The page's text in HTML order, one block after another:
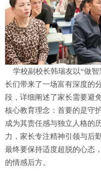
学校副校长韩瑞友以“做智
长们带来了一场富有深度的
段，详细阐述了家长需要避
核心教育理念：首要的是守
成为其责任感与独立人格的
力，家长专注精神引领与后
最终要保持适度超脱的心态
的情感后方。